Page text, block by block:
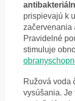
prispievajú k
začervenania
Pravidelné
stimuluje
Ružová voda
vysúšania. Je